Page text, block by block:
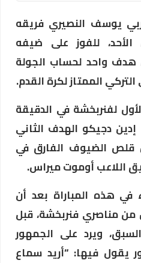
يوسف النصيري فريقه
للفوز على ضيفه
هدف واحد لحساب الجولة
لفنربخشة في الدقيقة
إدين دجيكو الهدف الثاني
في حين قلص الضيوف الفارق في
اللاعب أوموت ميراس.
هذه المباراة بعد أن
من مناصري فنربخشة، قبل
ويرد على الجمهور
يقول فيها: “أريد سماع